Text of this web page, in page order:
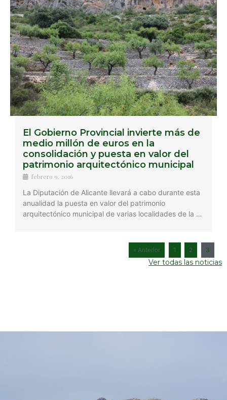
El Gobierno Provincial invierte más de
medio millón de euros en la
consolidación y puesta en valor del
patrimonio arquitectónico municipal
febrero 9, 2016
La Diputación de Alicante llevará a cabo durante esta
anualidad la puesta en valor del patrimonio
arquitectónico municipal de varias localidades de la …
« Anterior 1 2 3
Ver todas las noticias